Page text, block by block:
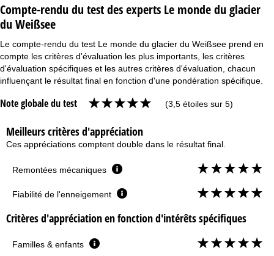
Compte-rendu du test des experts Le monde du glacier
du Weißsee
Le compte-rendu du test Le monde du glacier du Weißsee prend en
compte les critères d'évaluation les plus importants, les critères
d'évaluation spécifiques et les autres critères d'évaluation, chacun
influençant le résultat final en fonction d'une pondération spécifique.
Note globale du test (3,5 étoiles sur 5)
Meilleurs critères d'appréciation
Ces appréciations comptent double dans le résultat final.
Remontées mécaniques
Fiabilité de l'enneigement
Critères d'appréciation en fonction d'intérêts spécifiques
Familles & enfants